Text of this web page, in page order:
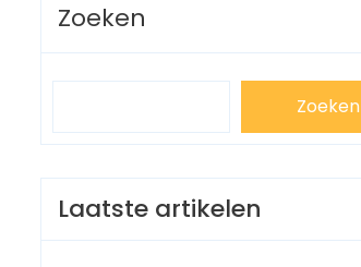
Zoeken
Zoeken
Laatste artikelen